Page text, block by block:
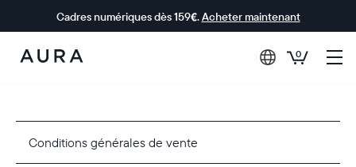
Cadres numériques dès 159€.Acheter maintenant
Aura Frames
0
Conditions générales de vente